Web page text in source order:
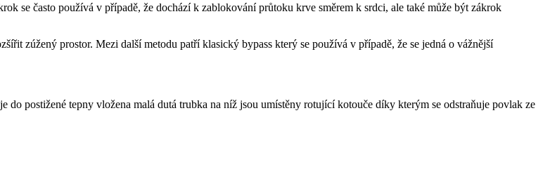
se často používá v případě, že dochází k zablokování průtoku krve směrem k srdci, ale také může být zákrok
zúžený prostor. Mezi další metodu patří klasický bypass který se používá v případě, že se jedná o vážnější
postižené tepny vložena malá dutá trubka na níž jsou umístěny rotující kotouče díky kterým se odstraňuje povlak ze